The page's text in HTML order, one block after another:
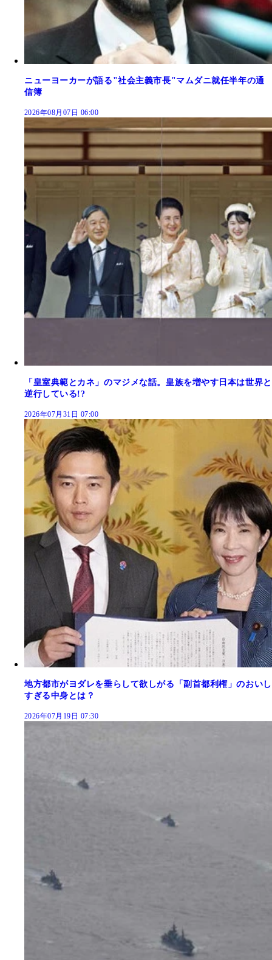
ニューヨーカーが語る"社会主義市長"マムダニ就任半年の通
信簿
2026年08月07日 06:00
「皇室典範とカネ」のマジメな話。皇族を増やす日本は世界と
逆行している!?
2026年07月31日 07:00
地方都市がヨダレを垂らして欲しがる「副首都利権」のおいし
すぎる中身とは？
2026年07月19日 07:30